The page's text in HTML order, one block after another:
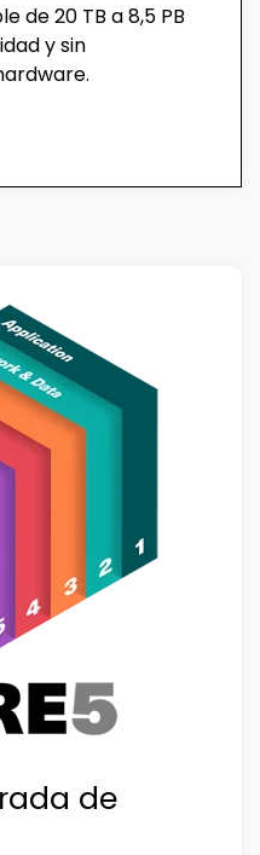
de 20 TB a 8,5 PB
y sin
de